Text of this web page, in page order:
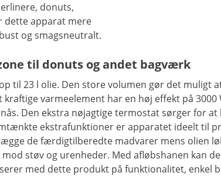
donuts,
dette apparat mere
og smagsneutralt.
til donuts og andet bagværk
til 23 l olie. Den store volumen gør det
kraftige varmeelement har en høj effekt på
Den ekstra nøjagtige termostat sørger for
ekstrafunktioner er apparatet ideelt til
de færdigtilberedte madvarer mens olien
støv og urenheder. Med afløbshanen kan
med dette produkt på funktionalitet, enkel